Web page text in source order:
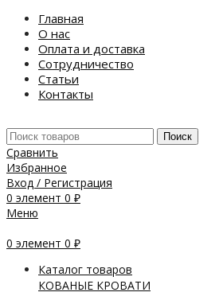
Главная
О нас
Оплата и доставка
Сотрудничество
Статьи
Контакты
Поиск
Сравнить
Избранное
Вход / Регистрация
0 элемент 0 ₽
Меню
0 элемент 0 ₽
Каталог товаров
КОВАНЫЕ КРОВАТИ